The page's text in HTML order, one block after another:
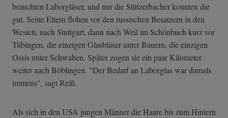
brauchten Laborgläser, und nur die Stützerbacher konnten die
gut. Seine Eltern flohen vor den russischen Besatzern in den
Westen, nach Stuttgart, dann nach Weil im Schönbuch kurz vor
Tübingen, die einzigen Glasbläser unter Bauern, die einzigen
Ossis unter Schwaben. Später zogen sie ein paar Kilometer
weiter nach Böblingen. "Der Bedarf an Laborglas war damals
immens", sagt Reiß.
Als sich in den USA jungen Männer die Haare bis zum Hintern